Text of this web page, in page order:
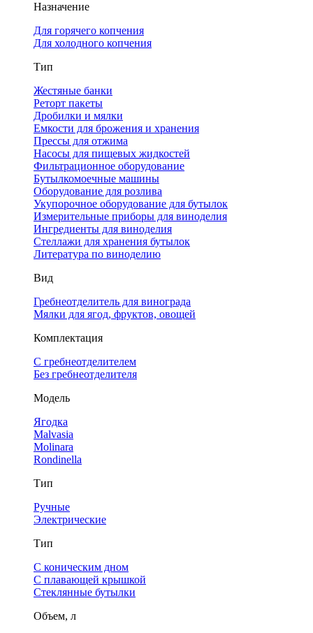
Назначение
Для горячего копчения
Для холодного копчения
Тип
Жестяные банки
Реторт пакеты
Дробилки и мялки
Емкости для брожения и хранения
Прессы для отжима
Насосы для пищевых жидкостей
Фильтрационное оборудование
Бутылкомоечные машины
Оборудование для розлива
Укупорочное оборудование для бутылок
Измерительные приборы для виноделия
Ингредиенты для виноделия
Стеллажи для хранения бутылок
Литература по виноделию
Вид
Гребнеотделитель для винограда
Мялки для ягод, фруктов, овощей
Комплектация
С гребнеотделителем
Без гребнеотделителя
Модель
Ягодка
Malvasia
Molinara
Rondinella
Тип
Ручные
Электрические
Тип
С коническим дном
С плавающей крышкой
Стеклянные бутылки
Объем, л